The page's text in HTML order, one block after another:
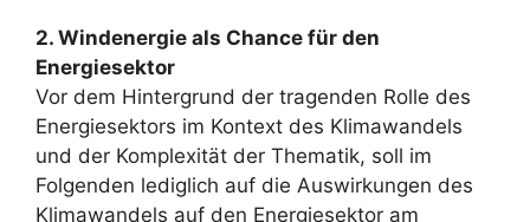
2. Windenergie als Chance für den
Energiesektor
Vor dem Hintergrund der tragenden Rolle des
Energiesektors im Kontext des Klimawandels
und der Komplexität der Thematik, soll im
Folgenden lediglich auf die Auswirkungen des
Klimawandels auf den Energiesektor am